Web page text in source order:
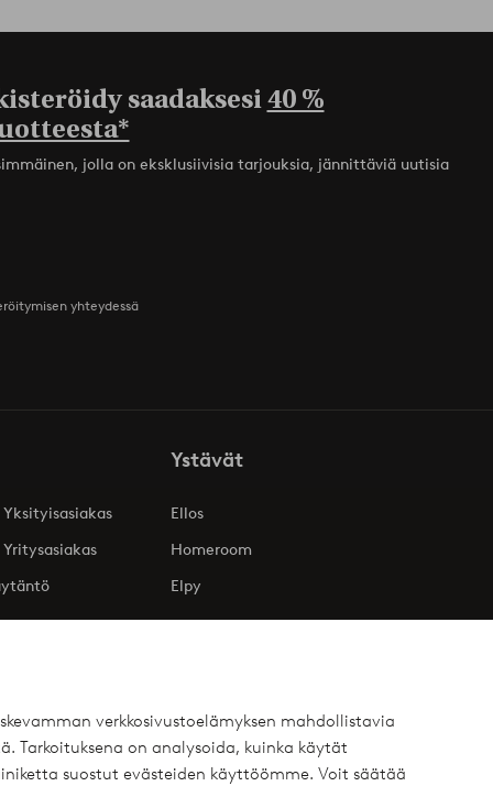
verkkosivustoelämyksen mahdollistavia
Tarkoituksena on analysoida, kuinka käytät
suostut evästeiden käyttöömme. Voit säätää
saadaksesi40 %
jolla on eksklusiivisia tarjouksia, jännittäviä uutisia
yhteydessä
Ystävät
Ellos
Homeroom
Elpy